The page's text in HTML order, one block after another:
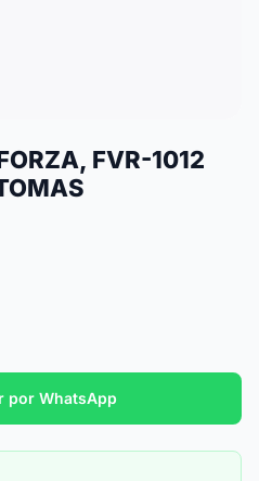
FVR-1012
por WhatsApp